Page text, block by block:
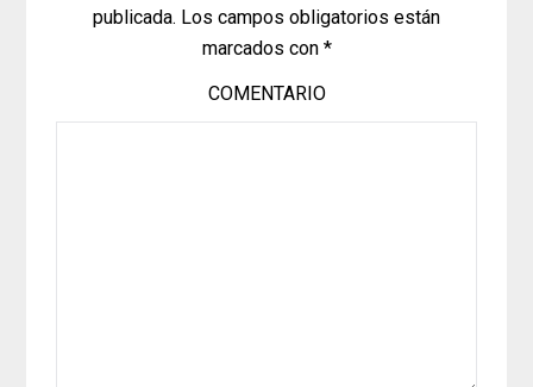
publicada. Los campos obligatorios están
marcados con *
COMENTARIO